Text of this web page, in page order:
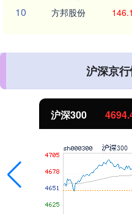
10 方邦股份
沪深京
北证50